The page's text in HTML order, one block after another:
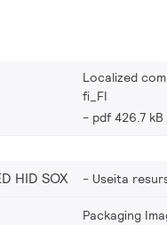
Localized
fi_FI
pdf 426.7 kB
HID SOX Useita
Packaging